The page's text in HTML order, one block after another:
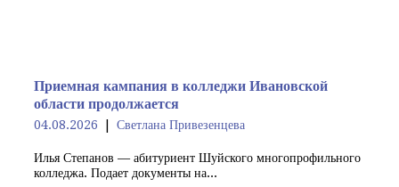
Приемная кампания в колледжи Ивановской
области продолжается
04.08.2026 Светлана Привезенцева
Илья Степанов — абитуриент Шуйского многопрофильного
колледжа. Подает документы на...